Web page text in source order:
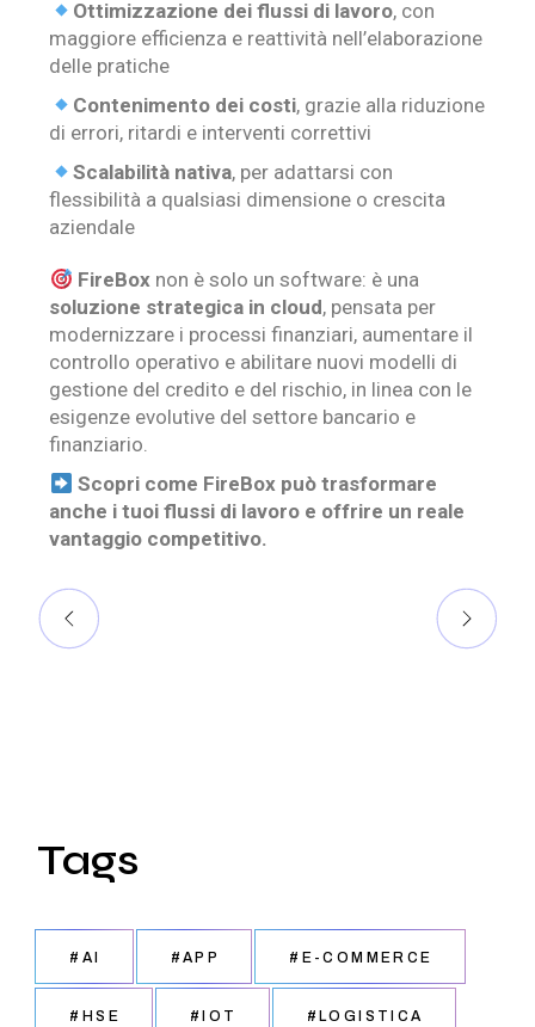
Ottimizzazione dei flussi di lavoro, con
maggiore efficienza e reattività nell’elaborazione
delle pratiche
Contenimento dei costi, grazie alla riduzione
di errori, ritardi e interventi correttivi
Scalabilità nativa, per adattarsi con
flessibilità a qualsiasi dimensione o crescita
aziendale
FireBoxnon è solo un software: è una
soluzione strategica in cloud, pensata per
modernizzare i processi finanziari, aumentare il
controllo operativo e abilitare nuovi modelli di
gestione del credito e del rischio, in linea con le
esigenze evolutive del settore bancario e
finanziario.
Scopri come FireBox può trasformare
anche i tuoi flussi di lavoro e offrire un reale
vantaggio competitivo.
Tags
#AI #APP #E-COMMERCE
#HSE #IOT #LOGISTICA